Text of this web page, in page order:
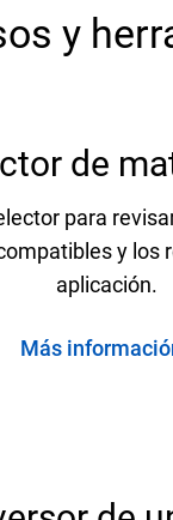
y
de
para
y los
aplicación.
Más